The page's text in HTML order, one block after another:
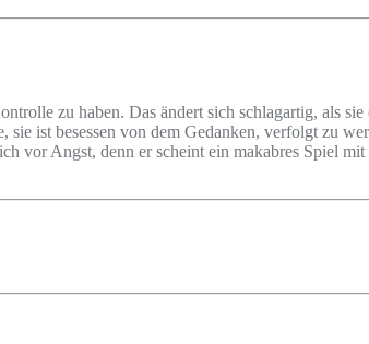
zu haben. Das ändert sich schlagartig, als
ist besessen von dem Gedanken, verfolgt zu
vor Angst, denn er scheint ein makabres Spiel